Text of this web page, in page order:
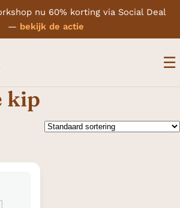
nu 60% korting via Social Deal
— bekijk de actie
☰
kip